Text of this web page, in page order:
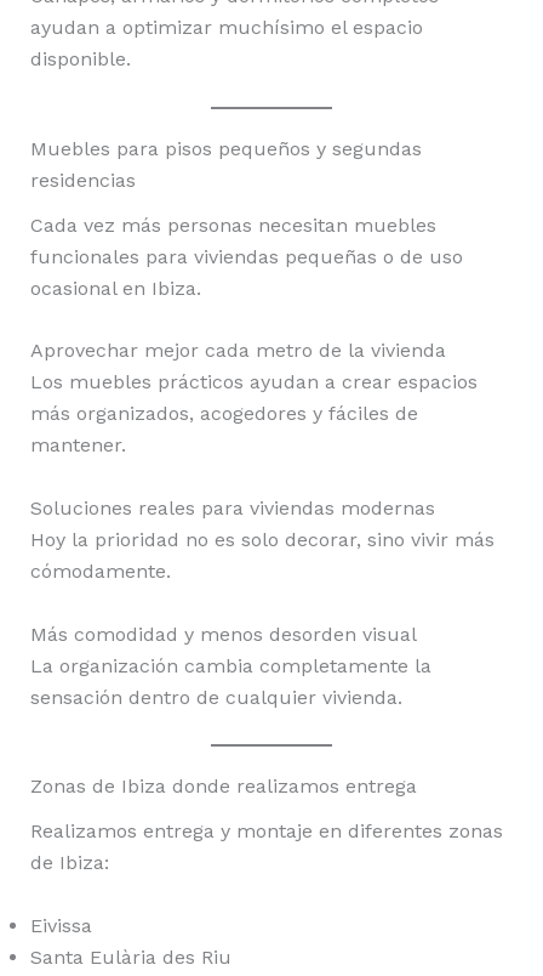
ayudan a optimizar muchísimo el espacio
disponible.
Muebles para pisos pequeños y segundas
residencias
Cada vez más personas necesitan muebles
funcionales para viviendas pequeñas o de uso
ocasional en Ibiza.
Aprovechar mejor cada metro de la vivienda
Los muebles prácticos ayudan a crear espacios
más organizados, acogedores y fáciles de
mantener.
Soluciones reales para viviendas modernas
Hoy la prioridad no es solo decorar, sino vivir más
cómodamente.
Más comodidad y menos desorden visual
La organización cambia completamente la
sensación dentro de cualquier vivienda.
Zonas de Ibiza donde realizamos entrega
Realizamos entrega y montaje en diferentes zonas
de Ibiza:
Eivissa
Santa Eulària des Riu